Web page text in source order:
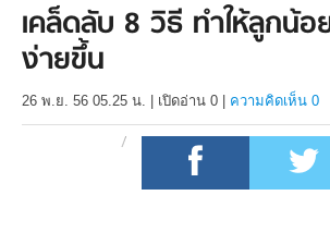
เคล็ดลับ 8 วิธี ทำให้ลูกน้
ง่ายขึ้น
26 พ.ย. 56 05.25 น. เปิดอ่าน 0 ความคิดเห็น 0